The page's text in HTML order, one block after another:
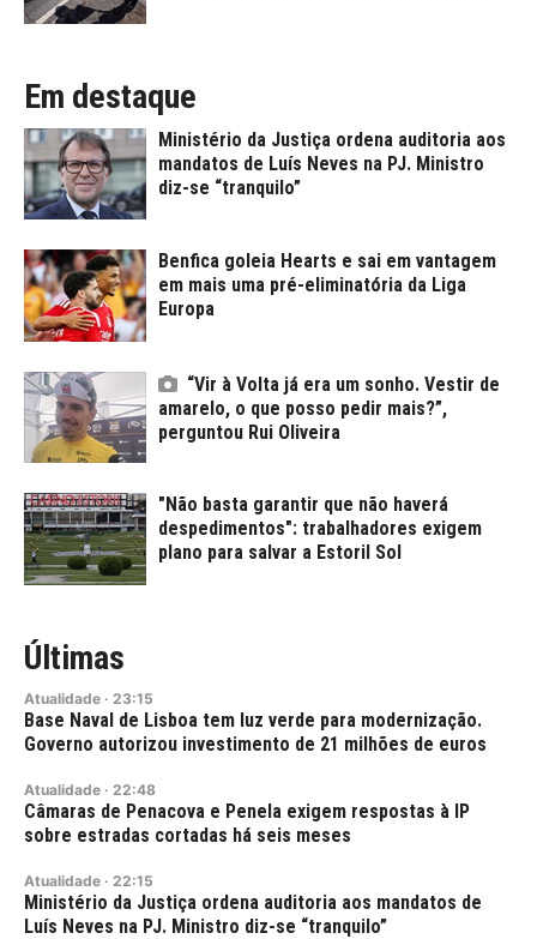
Em destaque
Ministério da Justiça ordena auditoria aos
mandatos de Luís Neves na PJ. Ministro
diz-se “tranquilo”
Benfica goleia Hearts e sai em vantagem
em mais uma pré-eliminatória da Liga
Europa
“Vir à Volta já era um sonho. Vestir de
amarelo, o que posso pedir mais?”,
perguntou Rui Oliveira
"Não basta garantir que não haverá
despedimentos": trabalhadores exigem
plano para salvar a Estoril Sol
Últimas
Atualidade · 23:15
Base Naval de Lisboa tem luz verde para modernização.
Governo autorizou investimento de 21 milhões de euros
Atualidade · 22:48
Câmaras de Penacova e Penela exigem respostas à IP
sobre estradas cortadas há seis meses
Atualidade · 22:15
Ministério da Justiça ordena auditoria aos mandatos de
Luís Neves na PJ. Ministro diz-se “tranquilo”